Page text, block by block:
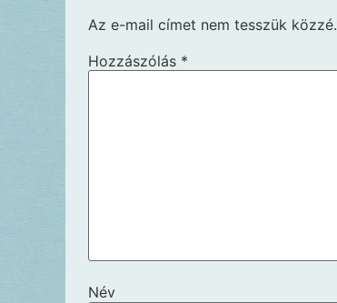
Az e-mail címet nem tesszük közzé.
Hozzászólás *
Név